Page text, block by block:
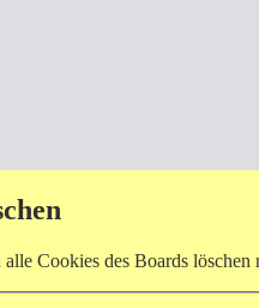
Cookies des Boards löschen